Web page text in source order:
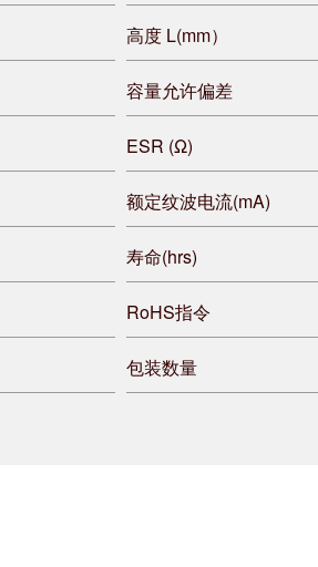
高度 L(mm）
容量允许偏差
ESR (Ω)
额定纹波电流(mA)
寿命(hrs)
RoHS指令
包装数量